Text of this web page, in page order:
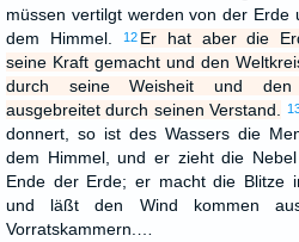
müssen vertilgt werden von der Erde
dem Himmel.
12 Er hat aber die
seine Kraft gemacht und den
durch seine Weisheit und den
ausgebreitet durch seinen Verstand.
donnert, so ist des Wassers die
dem Himmel, und er zieht die
Ende der Erde; er macht die Blitze
und läßt den Wind kommen
Vorratskammern.…